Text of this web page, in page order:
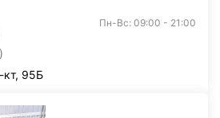
Пн-Вс: 09:00 - 21:00
кт, 95Б